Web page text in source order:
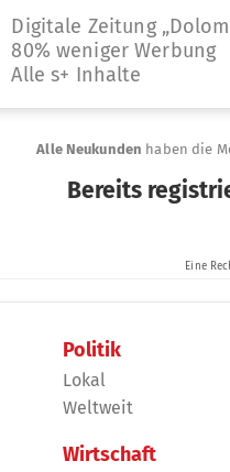
Politik
Lokal
Weltweit
Wirtschaft